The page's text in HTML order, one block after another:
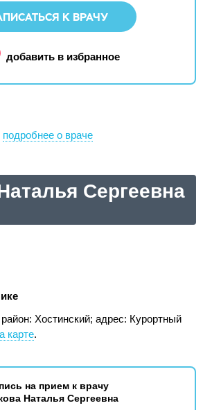
К ВРАЧУ
добавить в избранное
подробнее о враче
Сергеевна
район: Хостинский; адрес: Курортный
карте.
на прием к врачу
Наталья Сергеевна